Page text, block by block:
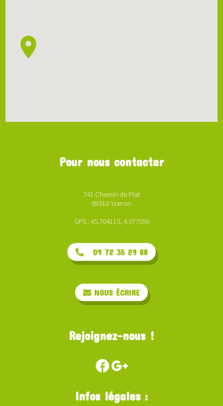
Pour nous contacter
741 Chemin du Plat
69510 Yzeron
GPS : 45.704115, 4.577056
09 72 35 29 88
NOUS ÉCRIRE
Rejoignez-nous !
Infos légales :